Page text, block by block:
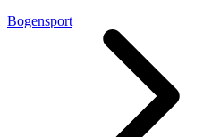
Bogensport